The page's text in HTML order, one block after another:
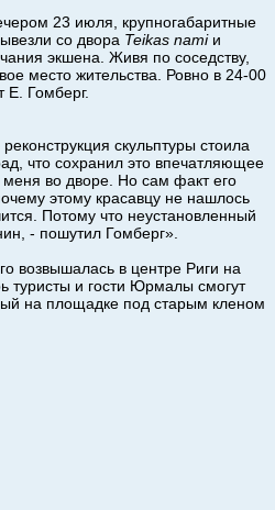
23 июля, крупногабаритные
со двора Teikas nami и
экшена. Живя по соседству,
место жительства. Ровно в 24-00
Е. Гомберг.
скульптуры стоила
что сохранил это впечатляющее
меня во дворе. Но сам факт его
этому красавцу не нашлось
Потому что неустановленный
- пошутил Гомберг».
возвышалась в центре Риги на
туристы и гости Юрмалы смогут
на площадке под старым кленом